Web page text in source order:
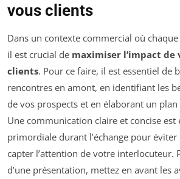
vous clients
Dans un contexte commercial où
il est crucial de maximiser l’impact de
clients. Pour ce faire, il est essentiel de
rencontres en amont, en identifiant les
de vos prospects et en élaborant un plan
Une communication claire et concise est
primordiale durant l’échange pour
capter l’attention de votre interlocuteur.
d’une présentation, mettez en avant les